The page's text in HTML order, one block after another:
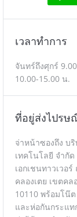
เวลาทำการ
จันทร์ถึงศุกร์
10.00-15.00 น.
ที่อยู่ส่งไปรษ
จ่าหน้าซองถึง บ
เทคโนโลยี จำกั
เอกเชนทาวเวอ
คลองเตย เขตคล
10110 พร้อมโน๊
และห่อกันกระแ